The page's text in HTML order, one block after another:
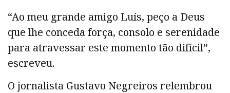
“Ao meu grande amigo Luís, peço a Deus
que lhe conceda força, consolo e serenidade
para atravessar este momento tão difícil”,
escreveu.
O jornalista Gustavo Negreiros relembrou